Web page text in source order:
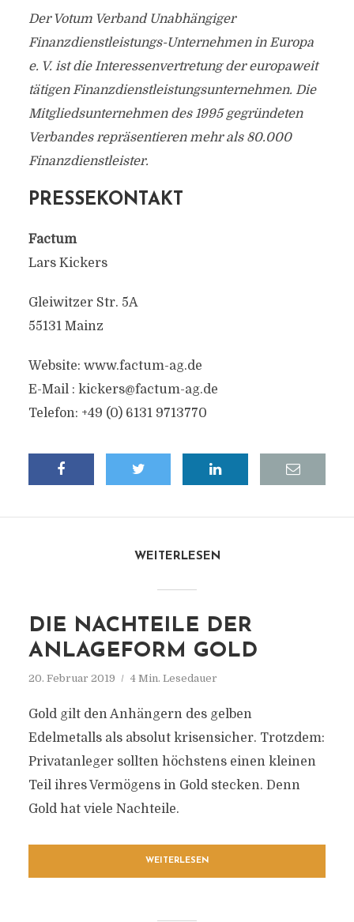
Der Votum Verband Unabhängiger
Finanzdienstleistungs-Unternehmen in Europa
e. V. ist die Interessenvertretung der europaweit
tätigen Finanzdienstleistungsunternehmen. Die
Mitgliedsunternehmen des 1995 gegründeten
Verbandes repräsentieren mehr als 80.000
Finanzdienstleister.
PRESSEKONTAKT
Factum
Lars Kickers
Gleiwitzer Str. 5A
55131 Mainz
Website: www.factum-ag.de
E-Mail : kickers@factum-ag.de
Telefon: +49 (0) 6131 9713770
WEITERLESEN
DIE NACHTEILE DER
ANLAGEFORM GOLD
20. Februar 2019 4 Min. Lesedauer
Gold gilt den Anhängern des gelben
Edelmetalls als absolut krisensicher. Trotzdem:
Privatanleger sollten höchstens einen kleinen
Teil ihres Vermögens in Gold stecken. Denn
Gold hat viele Nachteile.
WEITERLESEN